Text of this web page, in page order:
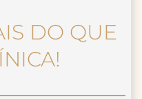
com a supervisão
Agnes, formada em
em Dermato-
DO QUE